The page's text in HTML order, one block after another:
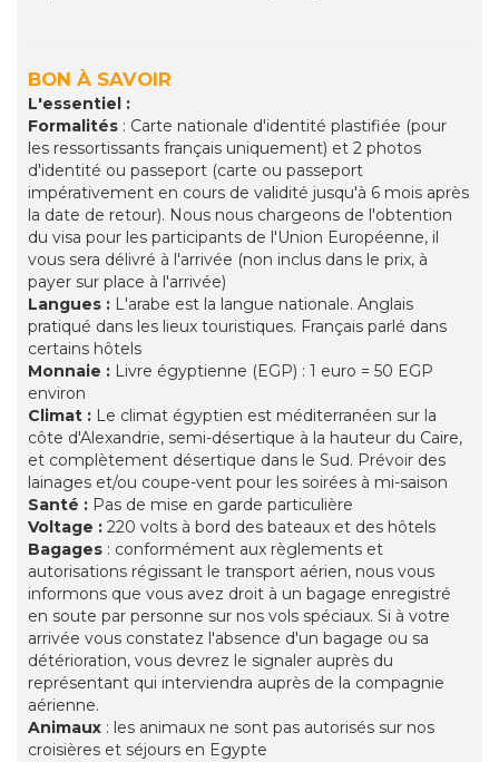
BON À SAVOIR
L'essentiel :
Formalités : Carte nationale d'identité plastifiée (pour
les ressortissants français uniquement) et 2 photos
d'identité ou passeport (carte ou passeport
impérativement en cours de validité jusqu'à 6 mois après
la date de retour). Nous nous chargeons de l'obtention
du visa pour les participants de l'Union Européenne, il
vous sera délivré à l'arrivée (non inclus dans le prix, à
payer sur place à l'arrivée)
Langues : L'arabe est la langue nationale. Anglais
pratiqué dans les lieux touristiques. Français parlé dans
certains hôtels
Monnaie : Livre égyptienne (EGP) : 1 euro = 50 EGP
environ
Climat : Le climat égyptien est méditerranéen sur la
côte d'Alexandrie, semi-désertique à la hauteur du Caire,
et complètement désertique dans le Sud. Prévoir des
lainages et/ou coupe-vent pour les soirées à mi-saison
Santé : Pas de mise en garde particulière
Voltage : 220 volts à bord des bateaux et des hôtels
Bagages : conformément aux règlements et
autorisations régissant le transport aérien, nous vous
informons que vous avez droit à un bagage enregistré
en soute par personne sur nos vols spéciaux. Si à votre
arrivée vous constatez l'absence d'un bagage ou sa
détérioration, vous devrez le signaler auprès du
représentant qui interviendra auprès de la compagnie
aérienne.
Animaux : les animaux ne sont pas autorisés sur nos
croisières et séjours en Egypte